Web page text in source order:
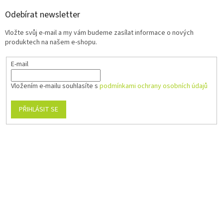
Odebírat newsletter
Vložte svůj e-mail a my vám budeme zasílat informace o nových
produktech na našem e-shopu.
E-mail
Vložením e-mailu souhlasíte s podmínkami ochrany osobních údajů
PŘIHLÁSIT SE